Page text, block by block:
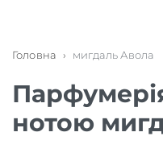
Головна › мигдаль Авола
нотою